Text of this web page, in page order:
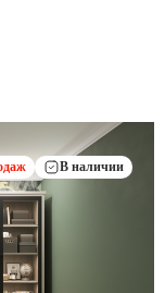
В наличии